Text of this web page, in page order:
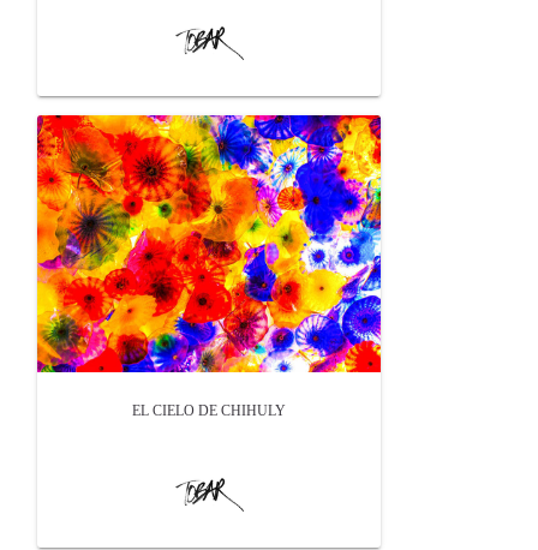
EL CIELO DE CHIHULY